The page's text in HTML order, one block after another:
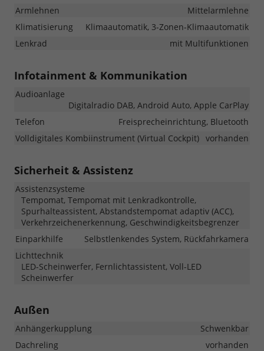
Armlehnen
Mittelarmlehne
Klimatisierung
Klimaautomatik, 3-Zonen-Klimaautomatik
Lenkrad
mit Multifunktionen
Infotainment & Kommunikation
Audioanlage
Digitalradio DAB, Android Auto, Apple CarPlay
Telefon
Freisprecheinrichtung, Bluetooth
Volldigitales Kombiinstrument (Virtual Cockpit) vorhanden
Sicherheit & Assistenz
Assistenzsysteme
Tempomat, Tempomat mit Lenkradkontrolle,
Spurhalteassistent, Abstandstempomat adaptiv (ACC),
Verkehrzeichenerkennung, Geschwindigkeitsbegrenzer
Einparkhilfe
Selbstlenkendes System, Rückfahrkamera
Lichttechnik
LED-Scheinwerfer, Fernlichtassistent, Voll-LED
Scheinwerfer
Außen
Anhängerkupplung
Schwenkbar
Dachreling
vorhanden